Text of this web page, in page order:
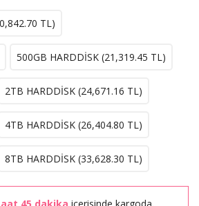
TL)
500GB HARDDİSK (21,319.45 TL)
2TB HARDDİSK (24,671.16 TL)
4TB HARDDİSK (26,404.80 TL)
8TB HARDDİSK (33,628.30 TL)
45 dakika içerisinde kargoda.